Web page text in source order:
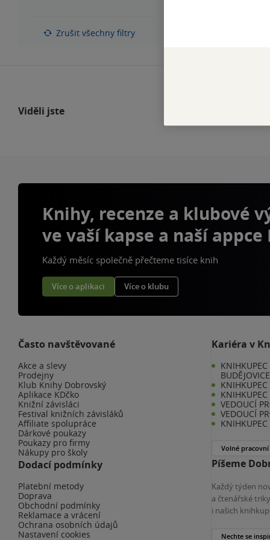
Zrušit všechny filtry
Viděli jste
Knihy, recenze a klubové
ve vaší kapse a naší appce
Každý měsíc společně přečteme tisíce knih
Více o aplikaci Více o klubu
Často navštěvované
Akce a slevy
Prodejny
Klub Knihy Dobrovský
Aplikace KDčko
Knižní závisláci
Festival knižních závisláků
Affiliate spolupráce
Dárkové poukazy
Poukazy pro firmy
Nákupy pro školy
Dodací podmínky
Platební metody
Doprava
Obchodní podmínky
Reklamace a vrácení
Ochrana osobních údajů
Nastavení cookies
Kariéra v
KNIHKUPEC
BUDĚJOVICE
KNIHKUPEC
VEDOUCÍ
VEDOUCÍ
Volné pracovní
Píšeme
Každý týden
a čtenářské
i našich
Nechte se